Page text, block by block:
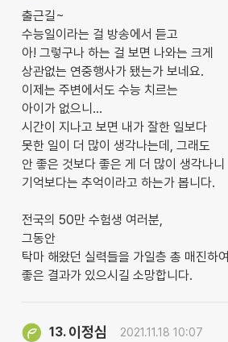
출근길~
수능일이라는 걸 방송에서 듣고
아! 그렇구나 하는 걸 보면 나와는 크게
상관없는 연중행사가 됐는가 보네요.
이제는 주변에서도 수능 치르는
아이가 없으니...
시간이 지나고 보면 내가 잘한 일보다
못한 일이 더 많이 생각나는데, 그래도
안 좋은 것보다 좋은 게 더 많이 생각나니
기억보다는 추억이라고 하는가 봅니다.
전국의 50만 수험생 여러분,
그동안
탁마 해왔던 실력들을 가일층 총 매진하여
좋은 결과가 있으시길 소망합니다.
13. 이정심 2021.11.18 10:07